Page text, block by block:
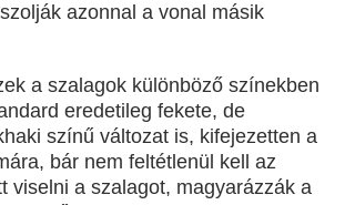
azonnal a vonal másik
a szalagok különböző színekben
eredetileg fekete, de
színű változat is, kifejezetten a
bár nem feltétlenül kell az
viselni a szalagot, magyarázzák a